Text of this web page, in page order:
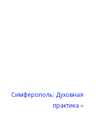
Симферополь: Духовная
практика »